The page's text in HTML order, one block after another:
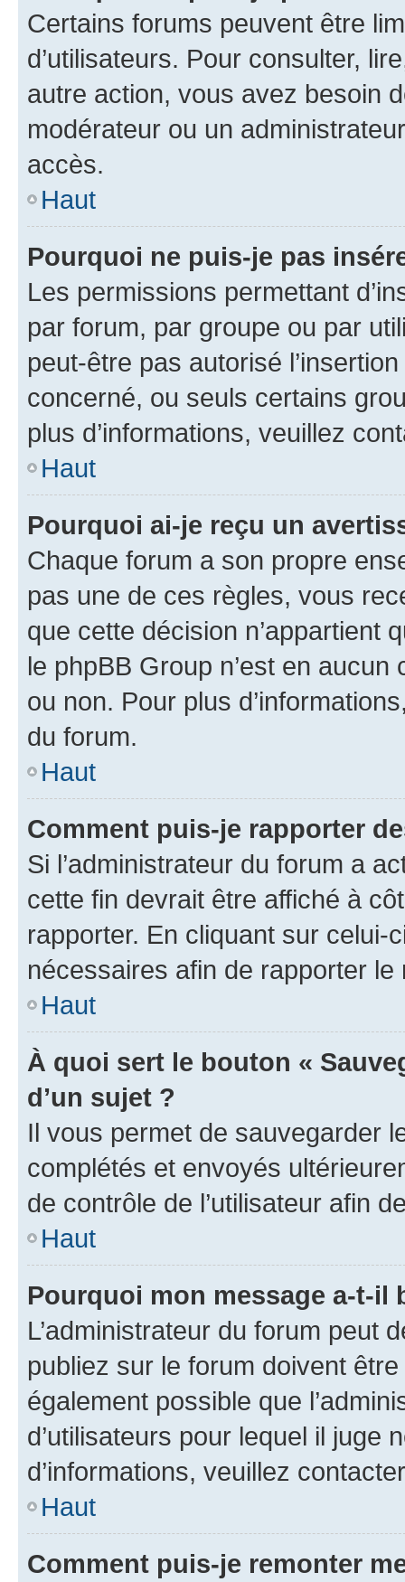
Certains forums peuvent être
d’utilisateurs. Pour consulter,
autre action, vous avez besoin
modérateur ou un
accès.
Haut
Pourquoi ne puis-je pas
Les permissions permettant
par forum, par groupe ou par
peut-être pas autorisé
concerné, ou seuls certains
plus d’informations, veuillez
Haut
Pourquoi ai-je reçu un
Chaque forum a son propre
pas une de ces règles, vous
que cette décision n’appartient
le phpBB Group n’est en
ou non. Pour plus
du forum.
Haut
Comment puis-je rapporter
Si l’administrateur du forum a
cette fin devrait être affiché à
rapporter. En cliquant sur
nécessaires afin de rapporter le
Haut
À quoi sert le bouton «
d’un sujet ?
Il vous permet de sauvegarder
complétés et envoyés
de contrôle de l’utilisateur afin
Haut
Pourquoi mon message a-t-il
L’administrateur du forum peut
publiez sur le forum doivent
également possible que
d’utilisateurs pour lequel il juge
d’informations, veuillez
Haut
Comment puis-je remonter